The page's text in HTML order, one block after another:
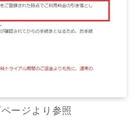
ージより参照